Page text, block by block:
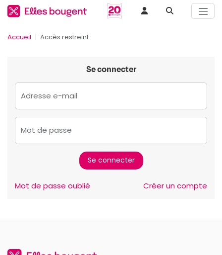
Accueil Accès restreint
Se connecter
Adresse e-mail
Mot de passe
Mot de passe oublié Créer un compte